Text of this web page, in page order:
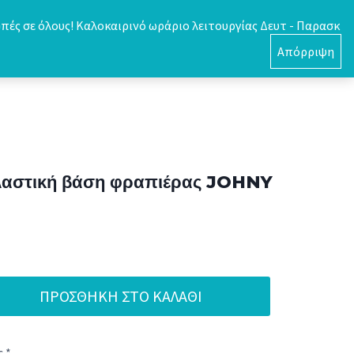
σε όλους! Καλοκαιρινό ωράριο λειτουργίας Δευτ - Παρασκ
Απόρριψη
0
βάση φραπιέρας JOHNY
ΠΡΟΣΘΉΚΗ ΣΤΟ ΚΑΛΆΘΙ